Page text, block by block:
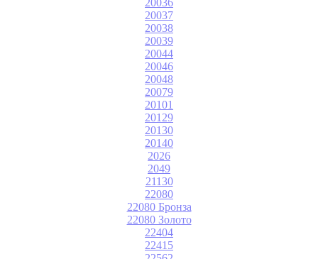
20037
20038
20039
20044
20046
20048
20079
20101
20129
20130
20140
2026
2049
21130
22080
22080 Бронза
22080 Золото
22404
22415